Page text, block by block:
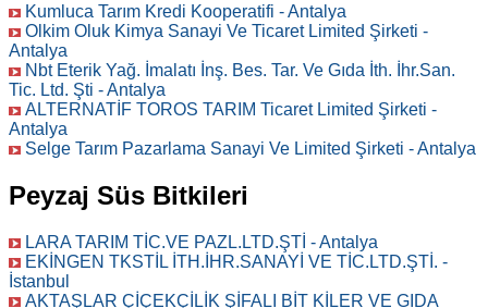
Kumluca Tarım Kredi Kooperatifi - Antalya
Olkim Oluk Kimya Sanayi Ve Ticaret Limited Şirketi -
Antalya
Nbt Eterik Yağ. İmalatı İnş. Bes. Tar. Ve Gıda İth. İhr.San.
Tic. Ltd. Şti - Antalya
ALTERNATİF TOROS TARIM Ticaret Limited Şirketi -
Antalya
Selge Tarım Pazarlama Sanayi Ve Limited Şirketi - Antalya
Peyzaj Süs Bitkileri
LARA TARIM TİC.VE PAZL.LTD.ŞTİ - Antalya
EKİNGEN TKSTİL İTH.İHR.SANAYİ VE TİC.LTD.ŞTİ. -
İstanbul
AKTAŞLAR ÇİÇEKÇİLİK ŞİFALI BİT KİLER VE GIDA